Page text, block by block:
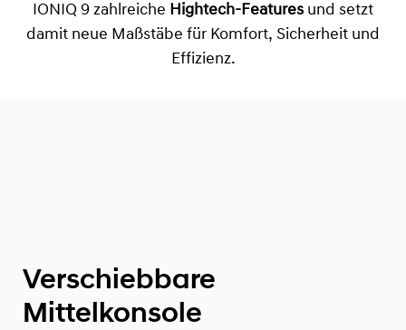
IONIQ 9 zahlreiche Hightech-Features und setzt
damit neue Maßstäbe für Komfort, Sicherheit und
Effizienz.
Verschiebbare
Mittelkonsole